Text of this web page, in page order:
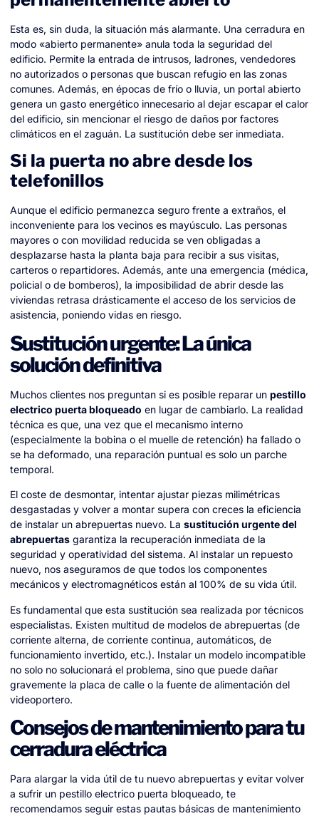
Esta es, sin duda, la situación más alarmante. Una cerradura en
modo «abierto permanente» anula toda la seguridad del
edificio. Permite la entrada de intrusos, ladrones, vendedores
no autorizados o personas que buscan refugio en las zonas
comunes. Además, en épocas de frío o lluvia, un portal abierto
genera un gasto energético innecesario al dejar escapar el calor
del edificio, sin mencionar el riesgo de daños por factores
climáticos en el zaguán. La sustitución debe ser inmediata.
Si la puerta no abre desde los
telefonillos
Aunque el edificio permanezca seguro frente a extraños, el
inconveniente para los vecinos es mayúsculo. Las personas
mayores o con movilidad reducida se ven obligadas a
desplazarse hasta la planta baja para recibir a sus visitas,
carteros o repartidores. Además, ante una emergencia (médica,
policial o de bomberos), la imposibilidad de abrir desde las
viviendas retrasa drásticamente el acceso de los servicios de
asistencia, poniendo vidas en riesgo.
Sustitución urgente: La única
solución definitiva
Muchos clientes nos preguntan si es posible reparar un pestillo
electrico puerta bloqueado en lugar de cambiarlo. La realidad
técnica es que, una vez que el mecanismo interno
(especialmente la bobina o el muelle de retención) ha fallado o
se ha deformado, una reparación puntual es solo un parche
temporal.
El coste de desmontar, intentar ajustar piezas milimétricas
desgastadas y volver a montar supera con creces la eficiencia
de instalar un abrepuertas nuevo. La sustitución urgente del
abrepuertas garantiza la recuperación inmediata de la
seguridad y operatividad del sistema. Al instalar un repuesto
nuevo, nos aseguramos de que todos los componentes
mecánicos y electromagnéticos están al 100% de su vida útil.
Es fundamental que esta sustitución sea realizada por técnicos
especialistas. Existen multitud de modelos de abrepuertas (de
corriente alterna, de corriente continua, automáticos, de
funcionamiento invertido, etc.). Instalar un modelo incompatible
no solo no solucionará el problema, sino que puede dañar
gravemente la placa de calle o la fuente de alimentación del
videoportero.
Consejos de mantenimiento para tu
cerradura eléctrica
Para alargar la vida útil de tu nuevo abrepuertas y evitar volver
a sufrir un pestillo electrico puerta bloqueado, te
recomendamos seguir estas pautas básicas de mantenimiento